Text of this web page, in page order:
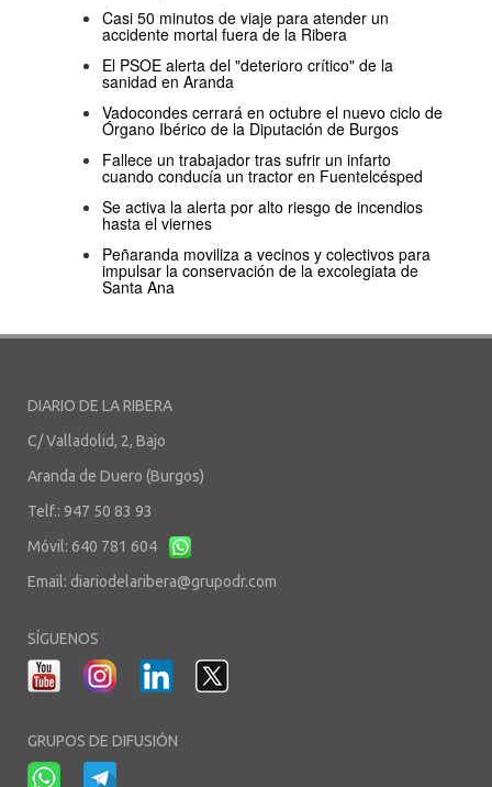
Casi 50 minutos de viaje para atender un
accidente mortal fuera de la Ribera
El PSOE alerta del "deterioro crítico" de la
sanidad en Aranda
Vadocondes cerrará en octubre el nuevo ciclo de
Órgano Ibérico de la Diputación de Burgos
Fallece un trabajador tras sufrir un infarto
cuando conducía un tractor en Fuentelcésped
Se activa la alerta por alto riesgo de incendios
hasta el viernes
Peñaranda moviliza a vecinos y colectivos para
impulsar la conservación de la excolegiata de
Santa Ana
DIARIO DE LA RIBERA
C/ Valladolid, 2, Bajo
Aranda de Duero (Burgos)
Telf.: 947 50 83 93
Móvil: 640 781 604
Email: diariodelaribera@grupodr.com
SÍGUENOS
GRUPOS DE DIFUSIÓN